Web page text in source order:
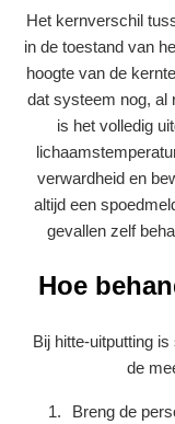
Het kernverschil
in de toestand van
hoogte van de
dat systeem nog, al
is het volledig
verwardheid en
altijd een
gevallen zelf
Hoe
Bij hitte-uitputting
de
Breng de